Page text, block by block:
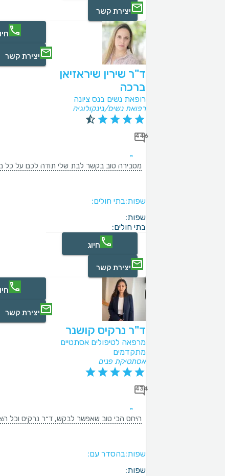
יצירת קשר
ד"ר שירין שיראזיאן
ברכה
רופאת נשים בנס ציונה
רפואת נשים/גינקולוגיה
446
מסבירה טוב בקשר לבת שלי תודה לכם על כל
שפות:בתי חולים:
שפות:
בתי חולים:
יצירת קשר
חיוג
יצירת קשר
ד"ר נרקיס קושנר
מרפאה לטיפולים אסתטיים
מתקדמים
אסתטיקת פנים
434
היחס הכי טוב שאפשר לבקש, ד״ר נרקיס וכל
שפות:בהסדר עם:
שפות:
יצירת קשר